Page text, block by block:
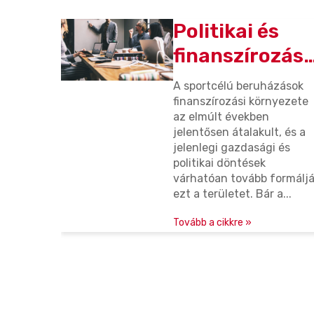
és
Miért
a Sport
képzéseket
miért
a
számára?
A sportcélú
működése az elmúlt
jelentősen átalakult.
egyéb támogatási
komplexebb
pontosabb
tudatosabb